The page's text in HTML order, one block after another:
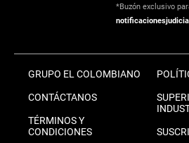
*Buzón exclusivo
GRUPO EL COLOMBIANO
CONTÁCTANOS
TÉRMINOS Y
CONDICIONES